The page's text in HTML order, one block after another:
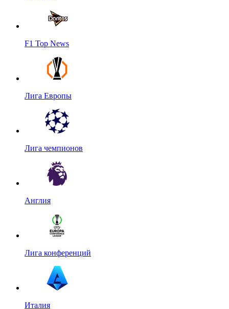
F1 Top News
Лига Европы
Лига чемпионов
Англия
Лига конференций
Италия